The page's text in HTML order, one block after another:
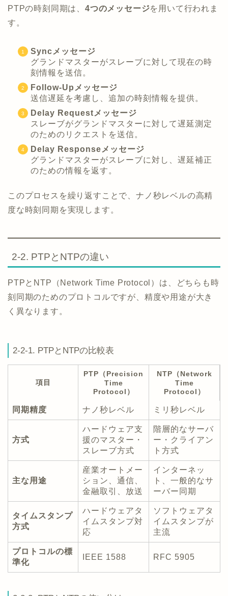
PTPの時刻同期は、 4つのメッセージを用いて行われま
す。
Syncメッセージ
グランドマスターがスレーブに対して現在の時
刻情報を送信。
Follow-Upメッセージ
送信遅延を考慮し、追加の時刻情報を提供。
Delay Requestメッセージ
スレーブがグランドマスターに対して遅延測定
のためのリクエストを送信。
Delay Responseメッセージ
グランドマスターがスレーブに対し、遅延補正
のための情報を返す。
このプロセスを繰り返すことで、ナノ秒レベルの高精
度な時刻同期を実現します。
2-2. PTPとNTPの違い
PTPとNTP（Network Time Protocol）は、どちらも時
刻同期のためのプロトコルですが、精度や用途が大き
く異なります。
2-2-1. PTPとNTPの比較表
項目
PTP（Precision
Time
Protocol）
NTP（Network
Time
Protocol）
同期精度 ナノ秒レベル ミリ秒レベル
方式
ハードウェア支
援のマスター・
スレーブ方式
階層的なサーバ
ー・クライアン
ト方式
主な用途
産業オートメー
ション、通信、
金融取引、放送
インターネッ
ト、一般的なサ
ーバー同期
タイムスタンプ
方式
ハードウェアタ
イムスタンプ対
応
ソフトウェアタ
イムスタンプが
主流
プロトコルの標
準化
IEEE 1588 RFC 5905